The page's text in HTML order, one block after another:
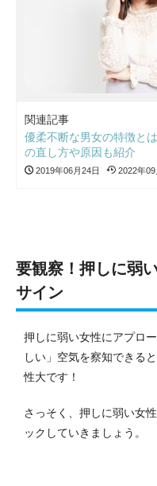
関連記事
優柔不断な男女の特徴と
の直し方や原因も紹介
2019年06月24日 2022年09
要観察！押しに弱
サイン
押しに弱い女性にアプロ
しい」空気を察知できる
性大です！
さっそく、押しに弱い女
ックしていきましょう。